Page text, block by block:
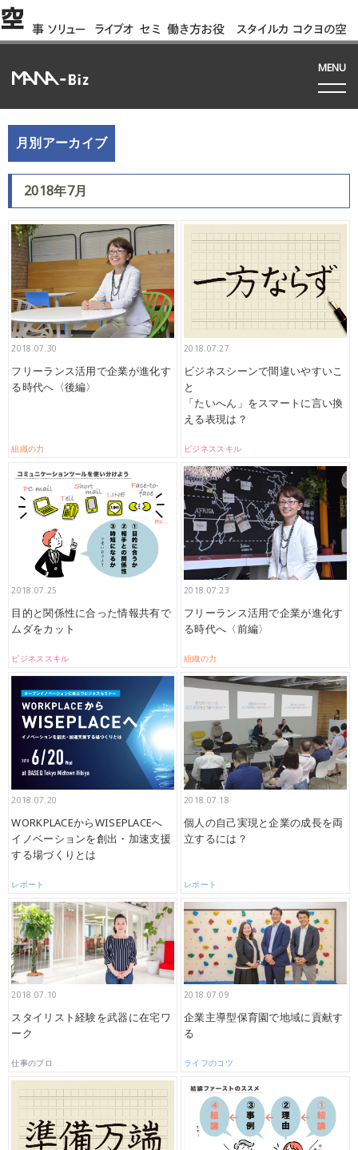
空 事
例
ソリュー
ション
ライブオ
フィス
セミ
ナー
働き方お役
立ち資料
スタイルカ
タログ
コクヨの空
間って!?
MENU
月別アーカイブ
2018年7月
2018.07.30
フリーランス活用で企業が進化す
る時代へ〈後編〉
組織の力
2018.07.27
ビジネスシーンで間違いやすいこ
と
「たいへん」をスマートに言い換
える表現は？
ビジネススキル
2018.07.25
目的と関係性に合った情報共有で
ムダをカット
ビジネススキル
2018.07.23
フリーランス活用で企業が進化す
る時代へ〈前編〉
組織の力
2018.07.20
WORKPLACEからWISEPLACEへ
イノベーションを創出・加速支援
する場づくりとは
レポート
2018.07.18
個人の自己実現と企業の成長を両
立するには？
レポート
2018.07.10
スタイリスト経験を武器に在宅ワ
ーク
仕事のプロ
2018.07.09
企業主導型保育園で地域に貢献す
る
ライフのコツ